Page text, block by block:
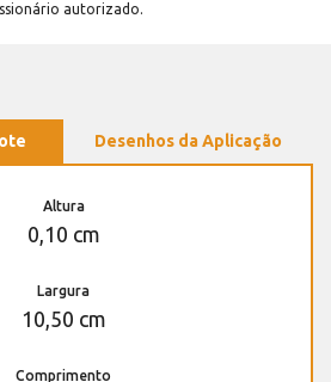
autorizado.
Desenhos da Aplicação
Altura
0,10 cm
Largura
10,50 cm
Comprimento